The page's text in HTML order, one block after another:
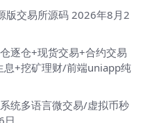
版交易所源码 2026年8月2
逐仓+现货交易+合约交易
息+挖矿理财/前端uniapp纯
统多语言微交易/虚拟币秒
日